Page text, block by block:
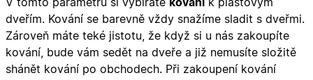
V tomto parametru si vybíráte kování k plastovým
dveřím. Kování se barevně vždy snažíme sladit s dveřmi.
Zároveň máte teké jistotu, že když si u nás zakoupíte
kování, bude vám sedět na dveře a již nemusíte složitě
shánět kování po obchodech. Při zakoupení kování